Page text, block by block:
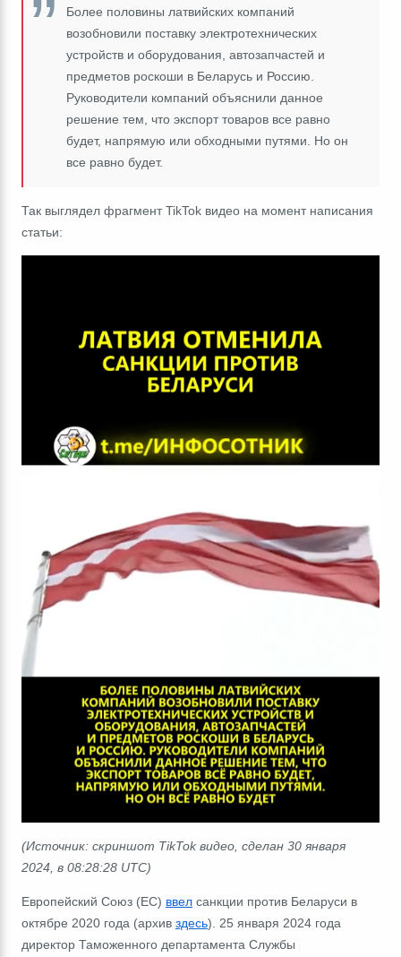
Более половины латвийских компаний
возобновили поставку электротехнических
устройств и оборудования, автозапчастей и
предметов роскоши в Беларусь и Россию.
Руководители компаний объяснили данное
решение тем, что экспорт товаров все равно
будет, напрямую или обходными путями. Но он
все равно будет.
Так выглядел фрагмент TikTok видео на момент написания
статьи:
(Источник: скриншот TikTok видео, сделан 30 января
2024, в 08:28:28 UTC)
Европейский Союз (ЕС) ввел санкции против Беларуси в
октябре 2020 года (архив здесь). 25 января 2024 года
директор Таможенного департамента Службы